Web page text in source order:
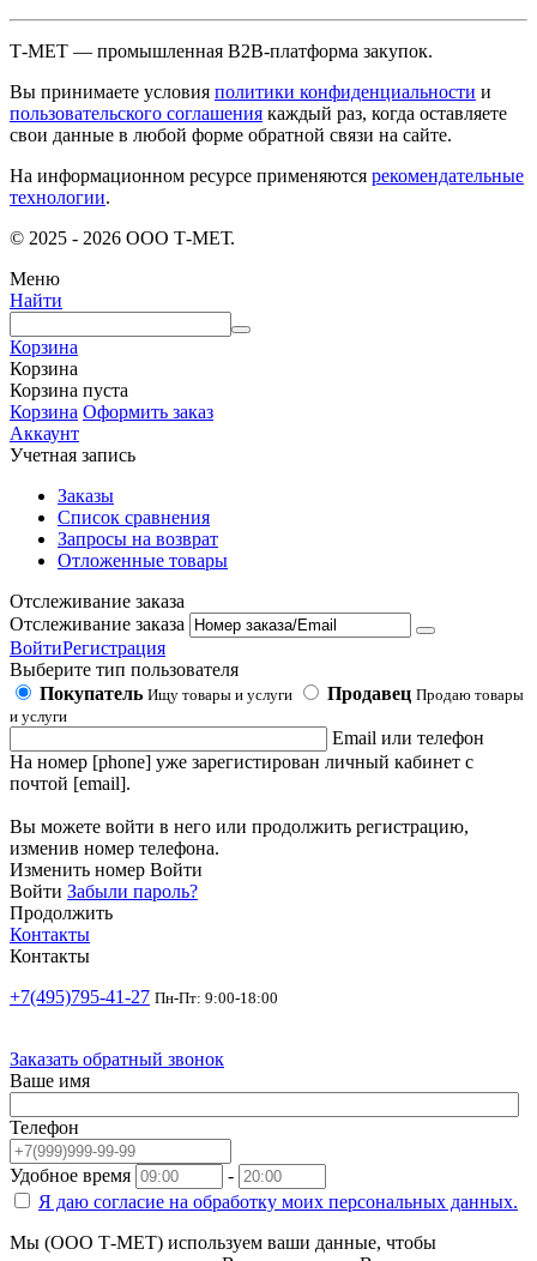
Т-МЕТ — промышленная B2B-платформа закупок.
Вы принимаете условия политики конфиденциальности и
пользовательского соглашения каждый раз, когда оставляете
свои данные в любой форме обратной связи на сайте.
На информационном ресурсе применяются рекомендательные
технологии.
© 2025 - 2026 ООО Т-МЕТ.
Меню
Найти
Корзина
Корзина
Корзина пуста
Корзина Оформить заказ
Аккаунт
Учетная запись
Заказы
Список сравнения
Запросы на возврат
Отложенные товары
Отслеживание заказа
Отслеживание заказа
ВойтиРегистрация
Выберите тип пользователя
Покупатель Ищу товары и услуги Продавец Продаю товары
и услуги
Email или телефон
На номер [phone] уже зарегистирован личный кабинет с
почтой [email].
Вы можете войти в него или продолжить регистрацию,
изменив номер телефона.
Изменить номер Войти
Войти Забыли пароль?
Продолжить
Контакты
Контакты
+7(495)795-41-27 Пн-Пт: 9:00-18:00
Заказать обратный звонок
Ваше имя
Телефон
Удобное время
-
Я даю согласие на обработку моих персональных данных.
Мы (ООО Т-МЕТ) используем ваши данные, чтобы